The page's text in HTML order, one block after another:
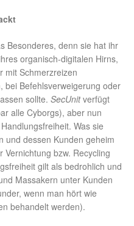
Besonderes, denn sie hat ihr
organisch-digitalen Hirns,
mit Schmerzreizen
bei Befehlsverweigerung oder
sollte. SecUnitverfügt
alle Cyborgs), aber nun
Was sie
und dessen Kunden geheim
bzw. Recycling
gilt als bedrohlich und
Massakern unter Kunden
wenn man hört wie
behandelt werden).